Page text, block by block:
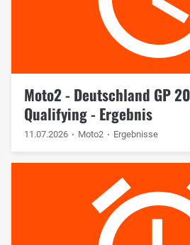
Moto2 - Deutschland GP
Qualifying - Ergebnis
11.07.2026 Moto2 Ergebnisse